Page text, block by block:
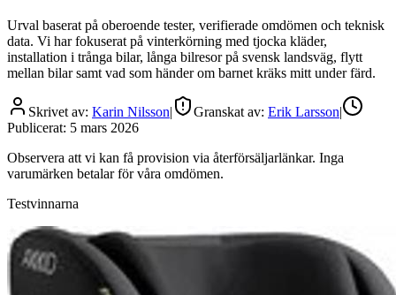
Urval baserat på oberoende tester, verifierade omdömen och teknisk
data. Vi har fokuserat på vinterkörning med tjocka kläder,
installation i trånga bilar, långa bilresor på svensk landsväg, flytt
mellan bilar samt vad som händer om barnet kräks mitt under färd.
Skrivet av: Karin Nilsson| Granskat av: Erik Larsson|
Publicerat: 5 mars 2026
Observera att vi kan få provision via återförsäljarlänkar. Inga
varumärken betalar för våra omdömen.
Testvinnarna